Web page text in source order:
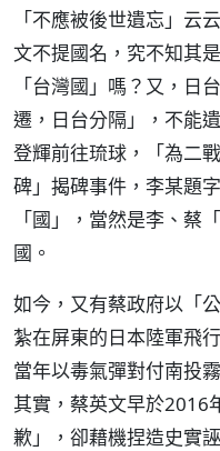
「不應被後世遺忘」云
文不提國名，究不知其
「台灣國」嗎？又，日
遷，日台分隔」，不能
登輝前往琉球，「為二
碑」揭碑事件，李某題
「國」，當然是李、蔡
國。
如今，又有蔡政府以「
紮在屏東的日本陸軍飛
當年以毒氣彈對付南投
其實，蔡英文早於2016
歉」，卻藉機捏造史實